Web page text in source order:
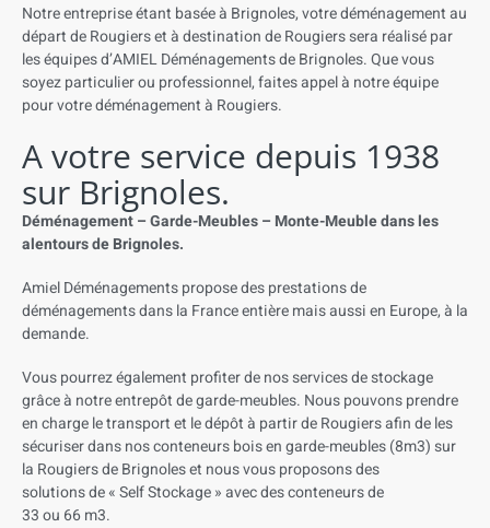
Notre entrepriseétant baséeà Brignoles, votre déménagementau
départ de Rougierset à destination de Rougierssera réalisépar
leséquipesd’AMIELDéménagementsdeBrignoles. Quevous
soyezparticulierou professionnel,faitesappelà notreéquipe
pourvotredéménagementà Rougiers.
A votre service depuis 1938
sur Brignoles.
Déménagement – Garde-Meubles – Monte-Meuble dans les
alentours de Brignoles.
Amiel Déménagements propose des prestations de
déménagements dans la France entière mais aussi en Europe, à la
demande.
Vous pourrez également profiter de nos services de stockage
grâce à notre entrepôt de garde-meubles. Nous pouvons prendre
en charge le transport et le dépôt à partir de Rougiers afin de les
sécuriser dans nos conteneurs bois en garde-meubles (8m3) sur
la Rougiers de Brignoles et nous vous proposons des
solutionsde«SelfStockage»avecdesconteneursde
33ou 66m3.